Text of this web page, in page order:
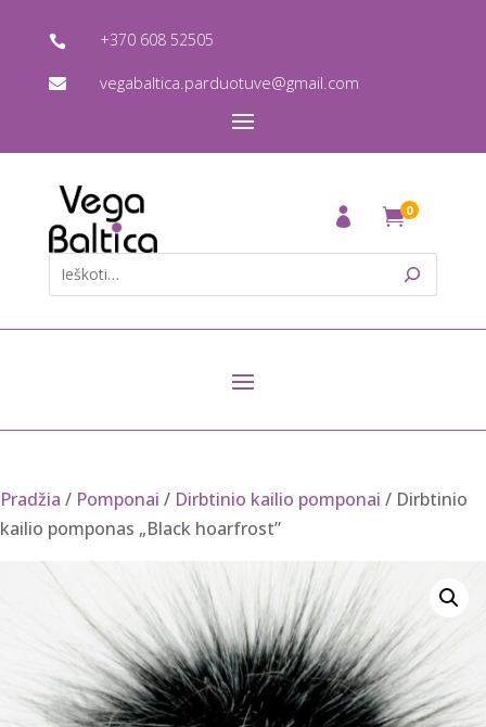
 +370 608 52505
 vegabaltica.parduotuve@gmail.com
0
Pradžia / Pomponai / Dirbtinio kailio pomponai / Dirbtinio
kailio pomponas „Black hoarfrost”